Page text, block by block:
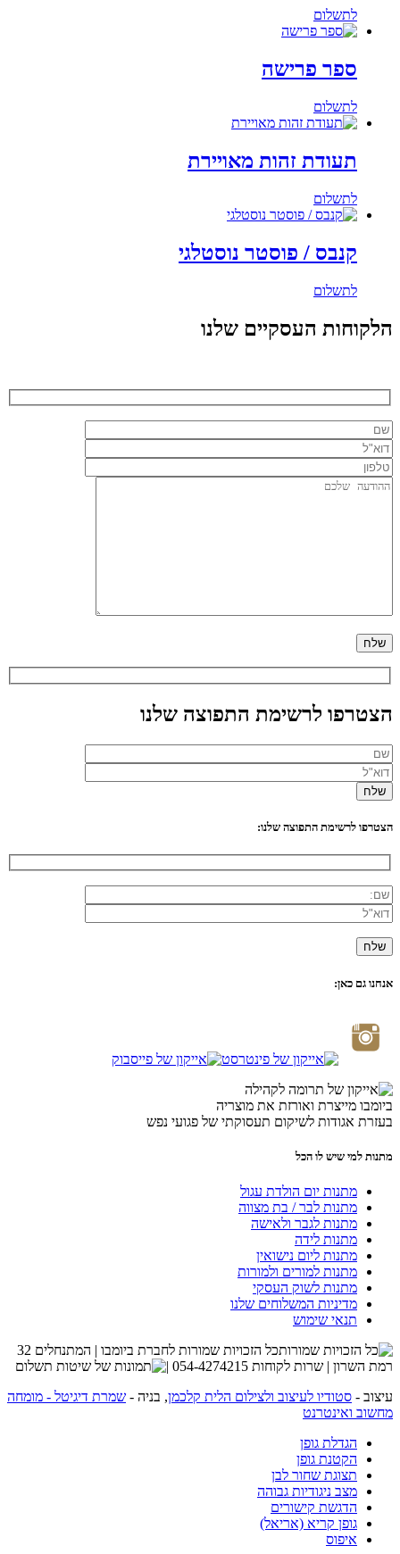
לתשלום
ספר פרישה
לתשלום
תעודת זהות מאויירת
לתשלום
קנבס / פוסטר נוסטלגי
לתשלום
הלקוחות העסקיים שלנו
הצטרפו לרשימת התפוצה שלנו
הצטרפו לרשימת התפוצה שלנו:
אנחנו גם כאן:
ביומבו מייצרת ואורזת את מוצריה
בעזרת אגודות לשיקום תעסוקתי של פגועי נפש
מתנות למי שיש לו הכל
מתנות יום הולדת עגול
מתנות לבר / בת מצווה
מתנות לגבר ולאישה
מתנות לידה
מתנות ליום נישואין
מתנות למורים ולמורות
מתנות לשוק העסקי
מדיניות המשלוחים שלנו
תנאי שימוש
כל הזכויות שמורות לחברת ביומבו | המתנחלים 32
רמת השרון | שרות לקוחות 054-4274215 |
עיצוב - סטודיו לעיצוב ולצילום הלית קלכמן, בניה - שמרת דיגיטל - מומחה
מחשוב ואינטרנט
הגדלת גופן
הקטנת גופן
תצוגת שחור לבן
מצב ניגודיות גבוהה
הדגשת קישורים
גופן קריא (אריאל)
איפוס